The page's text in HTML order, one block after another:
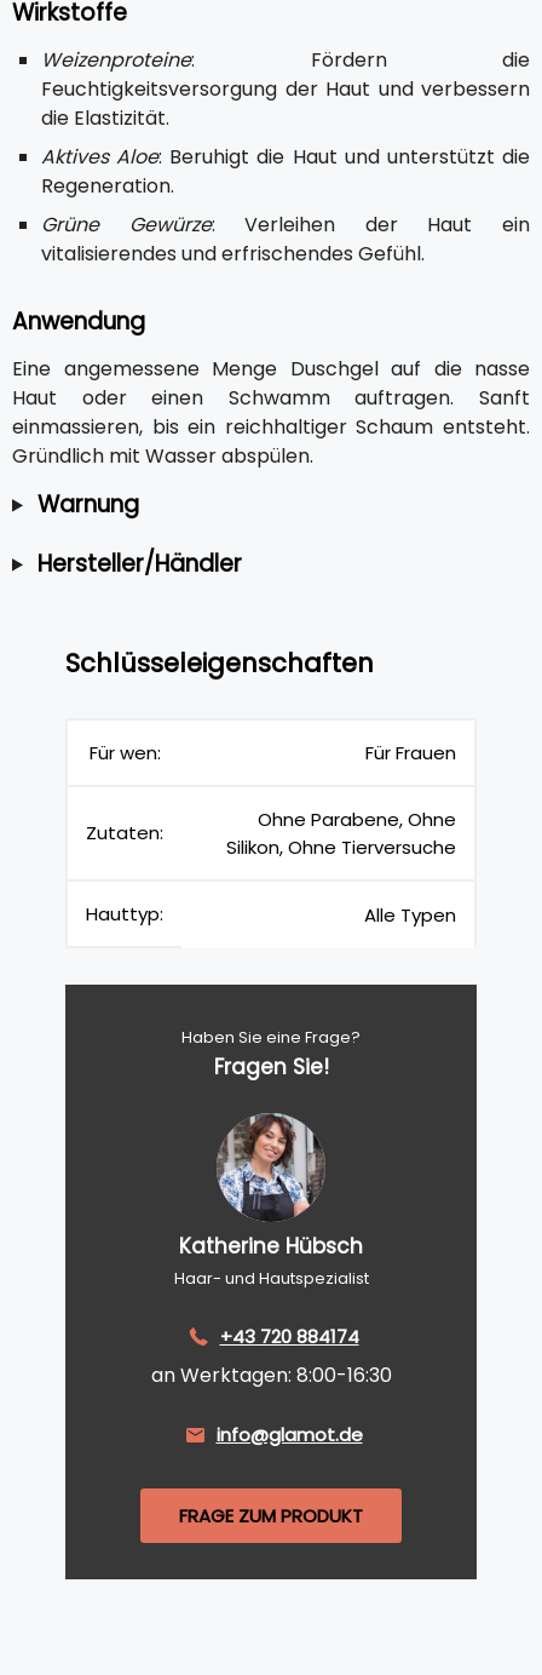
Wirkstoffe
Weizenproteine: Fördern die
Feuchtigkeitsversorgung der Haut und verbessern
die Elastizität.
Aktives Aloe: Beruhigt die Haut und unterstützt die
Regeneration.
Grüne Gewürze: Verleihen der Haut ein
vitalisierendes und erfrischendes Gefühl.
Anwendung
Eine angemessene Menge Duschgel auf die nasse
Haut oder einen Schwamm auftragen. Sanft
einmassieren, bis ein reichhaltiger Schaum entsteht.
Gründlich mit Wasser abspülen.
Warnung
Hersteller/Händler
Schlüsseleigenschaften
Für wen: Für Frauen
Zutaten:
Ohne Parabene, Ohne
Silikon, Ohne Tierversuche
Hauttyp: Alle Typen
Haben Sie eine Frage?
Fragen Sie!
Katherine Hübsch
Haar- und Hautspezialist
+43 720 884174
an Werktagen: 8:00-16:30
info@glamot.de
FRAGE ZUM PRODUKT